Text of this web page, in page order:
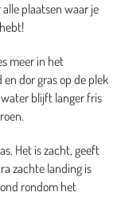
plaatsen waar je
meer in het
dor gras op de plek
blijft langer fris
Het is zacht, geeft
zachte landing is
rondom het